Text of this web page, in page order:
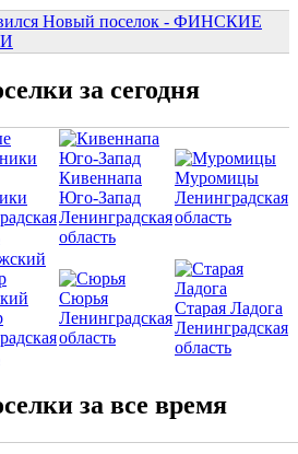
Новый поселок - ФИНСКИЕ
за сегодня
Кивеннапа
Юго-Запад
Ленинградская
область
Муромицы
Ленинградская
область
Сюрья
Ленинградская
область
Старая Ладога
Ленинградская
область
за все время